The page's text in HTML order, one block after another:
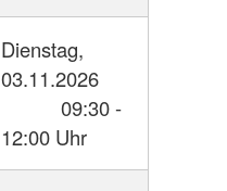
Dienstag,
03.11.2026
09:30 -
12:00 Uhr